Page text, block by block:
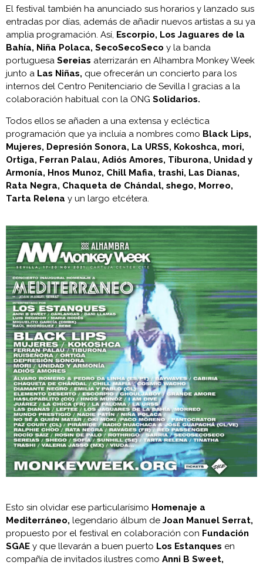
El festival también ha anunciado sus horarios y lanzado sus
entradas por días, además de añadir nuevos artistas a su ya
amplia programación. Así, Escorpio, Los Jaguares de la
Bahía, Niña Polaca, SecoSecoSeco y la banda
portuguesa Sereias aterrizarán en Alhambra Monkey Week
junto a Las Niñas, que ofrecerán un concierto para los
internos del Centro Penitenciario de Sevilla I gracias a la
colaboración habitual con la ONG Solidarios.
Todos ellos se añaden a una extensa y ecléctica
programación que ya incluía a nombres como Black Lips,
Mujeres, Depresión Sonora, La URSS, Kokoshca, mori,
Ortiga, Ferran Palau, Adiós Amores, Tiburona, Unidad y
Armonía, Hnos Munoz, Chill Mafia, trashi, Las Dianas,
Rata Negra, Chaqueta de Chándal, shego, Morreo,
Tarta Relena y un largo etcétera.
Esto sin olvidar ese particularísimo Homenaje a
Mediterráneo, legendario álbum de Joan Manuel Serrat,
propuesto por el festival en colaboración con Fundación
SGAE y que llevarán a buen puerto Los Estanques en
compañía de invitados ilustres como Anni B Sweet,